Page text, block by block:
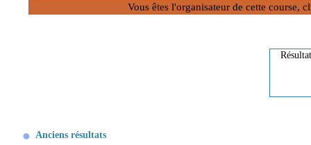
Vous êtes l'organisateur de cette course,
Anciens résultats